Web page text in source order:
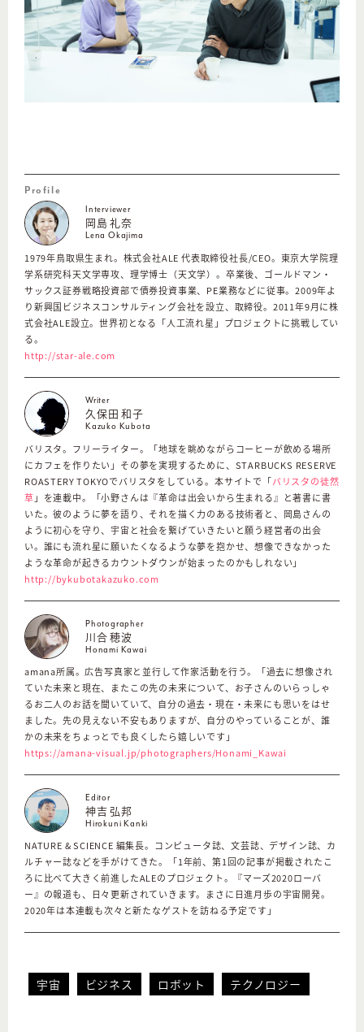
Profile
Interviewer
岡島 礼奈
Lena Okajima
1979年鳥取県生まれ。株式会社ALE 代表取締役社長/CEO。東京大学院理
学系研究科天文学専攻、理学博士（天文学）。卒業後、ゴールドマン・
サックス証券戦略投資部で債券投資事業、PE業務などに従事。2009年よ
り新興国ビジネスコンサルティング会社を設立、取締役。2011年9月に株
式会社ALE設立。世界初となる「人工流れ星」プロジェクトに挑戦してい
る。
http://star-ale.com
Writer
久保田 和子
Kazuko Kubota
バリスタ。フリーライター。「地球を眺めながらコーヒーが飲める場所
にカフェを作りたい」その夢を実現するために、STARBUCKS RESERVE
ROASTERY TOKYOでバリスタをしている。本サイトで「バリスタの徒然
草 」を連載中。「小野さんは『革命は出会いから生まれる』と著書に書
いた。彼のように夢を語り、それを描く力のある技術者と、岡島さんの
ように初心を守り、宇宙と社会を繋げていきたいと願う経営者の出会
い。誰にも流れ星に願いたくなるような夢を抱かせ、想像できなかった
ような革命が起きるカウントダウンが始まったのかもしれない」
http://bykubotakazuko.com
Photographer
川合 穂波
Honami Kawai
amana所属。広告写真家と並行して作家活動を行う。「過去に想像され
ていた未来と現在、またこの先の未来について、お子さんのいらっしゃ
るお二人のお話を聞いていて、自分の過去・現在・未来にも思いをはせ
ました。先の見えない不安もありますが、自分のやっていることが、誰
かの未来をちょっとでも良くしたら嬉しいです」
https://amana-visual.jp/photographers/Honami_Kawai
Editor
神吉 弘邦
Hirokuni Kanki
NATURE & SCIENCE 編集長。コンピュータ誌、文芸誌、デザイン誌、カ
ルチャー誌などを手がけてきた。「1年前、第1回の記事が掲載されたこ
ろに比べて大きく前進したALEのプロジェクト。『マーズ2020ローバ
ー』の報道も、日々更新されていきます。まさに日進月歩の宇宙開発。
2020年は本連載も次々と新たなゲストを訪ねる予定です」
宇宙 ビジネス ロボット テクノロジー